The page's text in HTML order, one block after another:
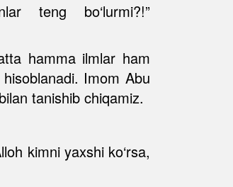
teng bo‘lurmi?!”
hamma ilmlar ham
Imom Abu
tanishib chiqamiz.
kimni yaxshi ko‘rsa,